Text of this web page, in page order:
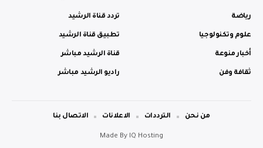
رياضة
علوم وتكنولوجيا
أخبار منوعة
ثقافة وفن
تردد قناة الرشيد
تطبيق قناة الرشيد
قناة الرشيد مباشر
راديو الرشيد مباشر
Made By IQ Hosting
من نحن الترددات الاعلانات الاتصال بنا